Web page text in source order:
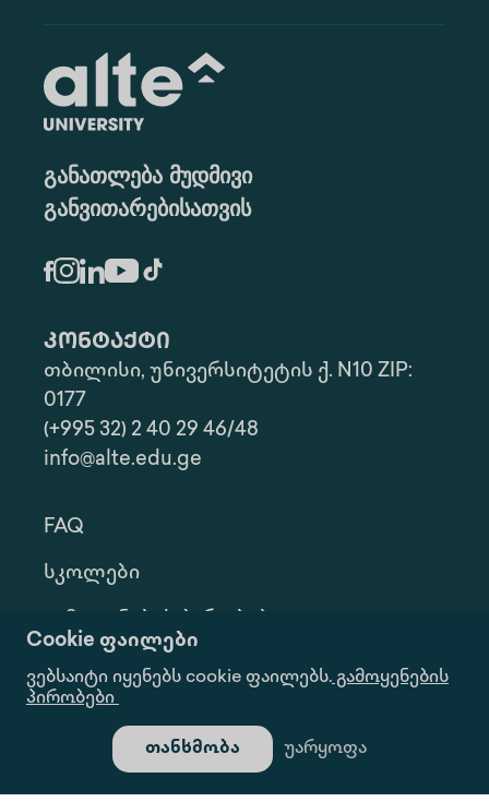
Cookie ფაილები
ვებსაიტი იყენებს cookie ფაილებს.გამოყენების
პირობები
უარყოფა
თანხმობა
განათლება მუდმივი
განვითარებისათვის
კონტაქტი
თბილისი, უნივერსიტეტის ქ. N10 ZIP:
0177
(+995 32) 2 40 29 46/48
info@alte.edu.ge
FAQ
Სკოლები
Კონფ. Პოლიტიკა
Ინფორმაციის Მოთხოვნა
Გალერეა